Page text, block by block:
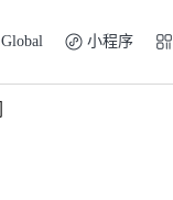
Global 小程序